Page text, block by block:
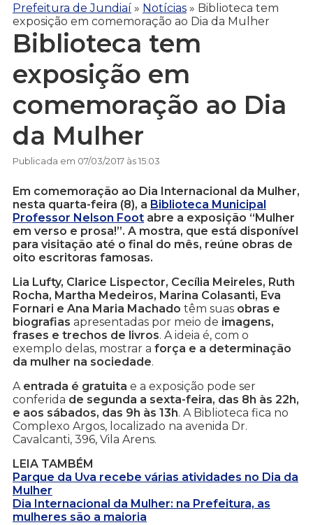
Prefeitura de Jundiaí » Notícias » Biblioteca tem
exposição em comemoração ao Dia da Mulher
Biblioteca tem
exposição em
comemoração ao Dia
da Mulher
Publicada em 07/03/2017 às 15:03
Em comemoração ao Dia Internacional da Mulher,
nesta quarta-feira (8), a Biblioteca Municipal
Professor Nelson Foot abre a exposição “Mulher
em verso e prosa!”. A mostra, que está disponível
para visitação até o final do mês, reúne obras de
oito escritoras famosas.
Lia Lufty, Clarice Lispector, Cecília Meireles, Ruth
Rocha, Martha Medeiros, Marina Colasanti, Eva
Fornari e Ana Maria Machado têm suas obras e
biografias apresentadas por meio de imagens,
frases e trechos de livros. A ideia é, com o
exemplo delas, mostrar a força e a determinação
da mulher na sociedade.
A entrada é gratuita e a exposição pode ser
conferida de segunda a sexta-feira, das 8h às 22h,
e aos sábados, das 9h às 13h. A Biblioteca fica no
Complexo Argos, localizado na avenida Dr.
Cavalcanti, 396, Vila Arens.
LEIA TAMBÉM
Parque da Uva recebe várias atividades no Dia da
Mulher
Dia Internacional da Mulher: na Prefeitura, as
mulheres são a maioria